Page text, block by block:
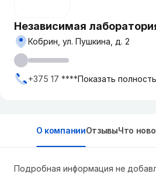
Независимая
Кобрин, ул. Пушкина, д. 2
+375 17 ****Показать
О компанииОтзывыЧто
Подробная информация не